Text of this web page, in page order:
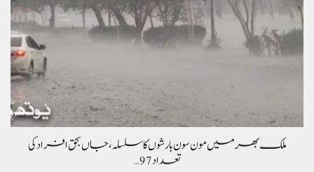
ملک بھر میں مون سون بارشوں کا سلسلہ، جاں بحق افراد کی
تعداد 97…